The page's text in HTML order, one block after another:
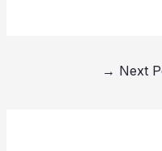
Next
→